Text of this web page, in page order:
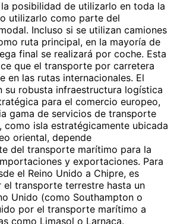
posibilidad de utilizarlo en toda la
utilizarlo como parte del
Incluso si se utilizan camiones
ruta principal, en la mayoría de
final se realizará por coche. Esta
que el transporte por carretera
en las rutas internacionales. El
su robusta infraestructura logística
para el comercio europeo,
gama de servicios de transporte
como isla estratégicamente ubicada
oriental, depende
del transporte marítimo para la
y exportaciones. Para
el Reino Unido a Chipre, es
el transporte terrestre hasta un
Unido (como Southampton o
por el transporte marítimo a
como Limasol o Larnaca.